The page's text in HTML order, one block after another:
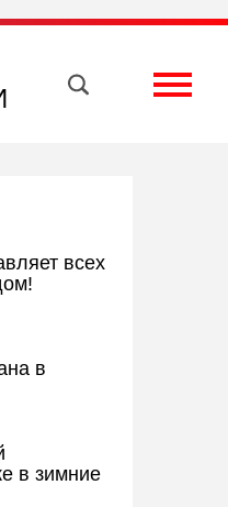
ВконтактеТелеграм
всех
в
в зимние